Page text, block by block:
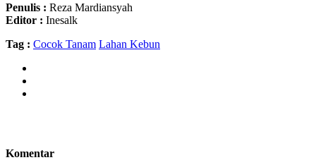
Penulis : Reza Mardiansyah
Editor : Inesalk
Tag : Cocok Tanam Lahan Kebun
Komentar